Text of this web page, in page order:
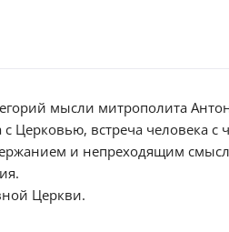
мысли митрополита
Церковью, встреча человека с
и непреходящим
Церкви.